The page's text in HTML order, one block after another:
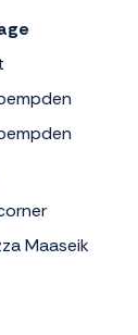
Maaseik